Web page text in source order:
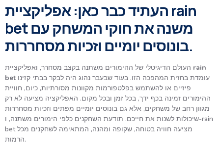
העתיד כבר כאן: אפליקציית rain
bet משנה את חוקי המשחק עם
בונוסים יומיים וזכיות מסחררות.
rain
bet
פיזיים או להשתמש בפלטפורמות מקוונות מסורתיות, כיום, חוויית
ההימורים זמינה בכף ידך, בכל זמן ובכל מקום. האפליקציה מציעה לא רק
מגוון רחב של משחקים, אלא גם בונוסים יומיים מפתים וזכיות מסחררות
שיכולות לשנות את חייכם. תודעת השחקנים כלפי הימורים משתנה, ו-rain
bet מציעה חוויה בטוחה, שקופה ומהנה, המתאימה לשחקנים מכל
הרמות.